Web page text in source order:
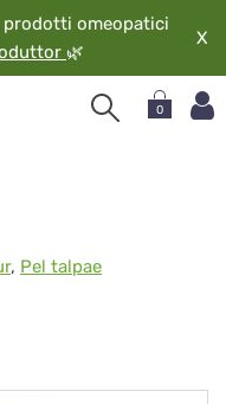
prodotti omeopatici
🌿
X
0
, Pel talpae